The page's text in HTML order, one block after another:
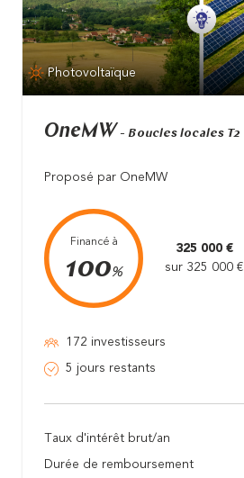
Photovoltaïque
OneMW - Boucles locales T2
Proposé par OneMW
Financé à
100%
325 000 €
sur 325 000 €
172 investisseurs
5 jours restants
Taux d'intérêt brut/an
Durée de remboursement